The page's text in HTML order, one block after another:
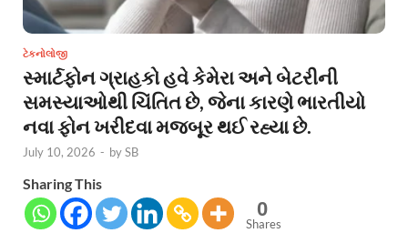
ટેકનોલોજી
સ્માર્ટફોન ગ્રાહકો હવે કેમેરા અને બેટરીની
સમસ્યાઓથી ચિંતિત છે, જેના કારણે ભારતીયો
નવા ફોન ખરીદવા મજબૂર થઈ રહ્યા છે.
July 10, 2026 - bySB
Sharing This
0
Shares